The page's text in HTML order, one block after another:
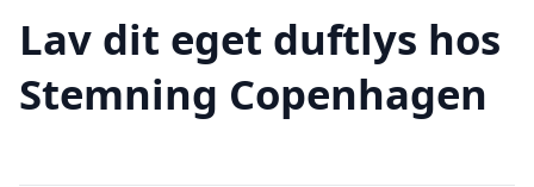
Lav dit eget duftlys hos
Stemning Copenhagen